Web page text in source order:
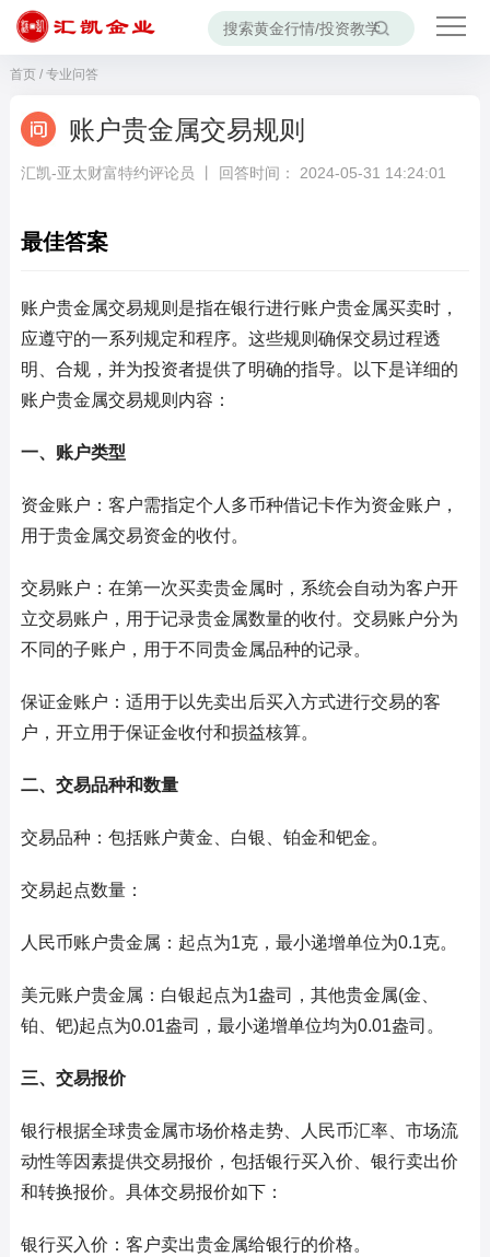
首页/ 专业问答
账户贵金属交易规则
汇凯-亚太财富特约评论员 丨 回答时间： 2024-05-31 14:24:01
最佳答案
账户贵金属交易规则是指在银行进行账户贵金属买卖时，
应遵守的一系列规定和程序。这些规则确保交易过程透
明、合规，并为投资者提供了明确的指导。以下是详细的
账户贵金属交易规则内容：
一、账户类型
资金账户：客户需指定个人多币种借记卡作为资金账户，
用于贵金属交易资金的收付。
交易账户：在第一次买卖贵金属时，系统会自动为客户开
立交易账户，用于记录贵金属数量的收付。交易账户分为
不同的子账户，用于不同贵金属品种的记录。
保证金账户：适用于以先卖出后买入方式进行交易的客
户，开立用于保证金收付和损益核算。
二、交易品种和数量
交易品种：包括账户黄金、白银、铂金和钯金。
交易起点数量：
人民币账户贵金属：起点为1克，最小递增单位为0.1克。
美元账户贵金属：白银起点为1盎司，其他贵金属(金、
铂、钯)起点为0.01盎司，最小递增单位均为0.01盎司。
三、交易报价
银行根据全球贵金属市场价格走势、人民币汇率、市场流
动性等因素提供交易报价，包括银行买入价、银行卖出价
和转换报价。具体交易报价如下：
银行买入价：客户卖出贵金属给银行的价格。